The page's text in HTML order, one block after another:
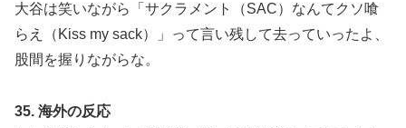
大谷は笑いながら「サクラメント（SAC）なんてクソ喰
らえ（Kiss my sack）」って言い残して去っていったよ、
股間を握りながらな。
35. 海外の反応